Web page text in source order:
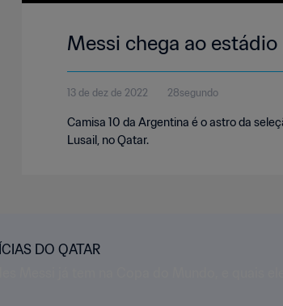
Messi chega ao
13 de dez de 2022 28segundo
Camisa 10 da Argentina é o astro da
Lusail, no Qatar.
DO QATAR